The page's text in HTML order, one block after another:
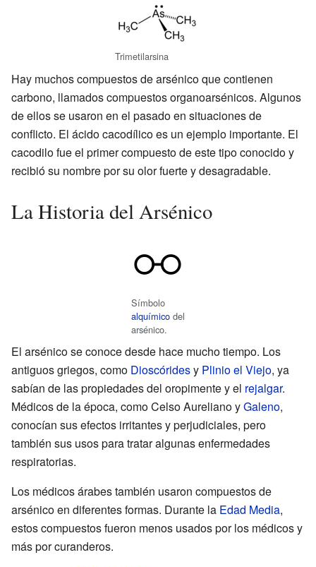
Trimetilarsina
Hay muchos compuestos de arsénico que contienen
carbono, llamados compuestos organoarsénicos. Algunos
de ellos se usaron en el pasado en situaciones de
conflicto. El ácido cacodílico es un ejemplo importante. El
cacodilo fue el primer compuesto de este tipo conocido y
recibió su nombre por su olor fuerte y desagradable.
La Historia del Arsénico
Símbolo
alquímicodel
arsénico.
El arsénico se conoce desde hace mucho tiempo. Los
antiguos griegos, como Dioscóridesy Plinio el Viejo, ya
sabían de las propiedades del oropimente y el rejalgar.
Médicos de la época, como Celso Aureliano yGaleno,
conocían sus efectos irritantes y perjudiciales, pero
también sus usos para tratar algunas enfermedades
respiratorias.
Los médicos árabes también usaron compuestos de
arsénico en diferentes formas. Durante la Edad Media,
estos compuestos fueron menos usados por los médicos y
más por curanderos.